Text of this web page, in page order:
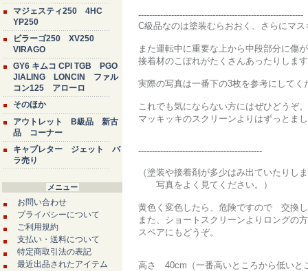
マジェスティ250 4HC
YP250
ビラーゴ250 XV250
VIRAGO
GY6 キムコ CPI TGB PGO
JIALING LONCIN ファル
コン125 アローロ
そのほか
アウトレット B級品 新古
品 コーナー
キャブレター ジェット バ
ラ売り
メニュー
お問い合わせ
プライバシーについて
ご利用規約
支払い・送料について
特定商取引法の表記
最近出品されたアイテム
------------------------------------------------------------
C級品なのは塗装むらおおく、さらにマ
また運転中に重要な上から中段部分に傷
接着材のこぼれがたくさんあったりしま
実際の写真は一番下の3枚を参考にしてく
これでも気にならない方にはぜひどうぞ。
マッキッキのスクリーンよりはずっとま
---------------------------------------------
（塗装や接着剤が多少はみ出ていたりし
写真をよく見てください。）
黄色く変色したら、危険ですので 交換
また、ショートスクリーンよりロングの
スペアにもどうぞ。
高さ 40cm（一番高いところから低いと